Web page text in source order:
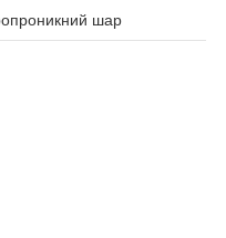
шар